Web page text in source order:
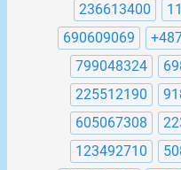
236613400
690609069
799048324
225512190
605067308
123492710